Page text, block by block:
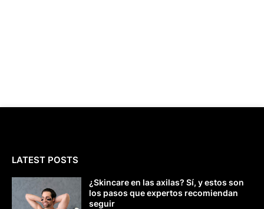
LATEST POSTS
¿Skincare en las axilas? Sí, y estos son
los pasos que expertos recomiendan
seguir